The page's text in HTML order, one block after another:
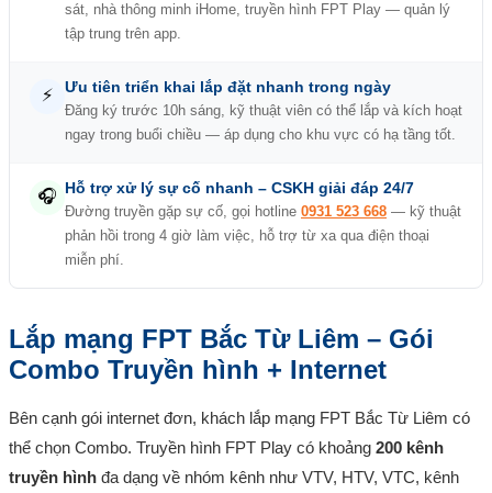
sát, nhà thông minh iHome, truyền hình FPT Play — quản lý
tập trung trên app.
⚡ Ưu tiên triển khai lắp đặt nhanh trong ngày
Đăng ký trước 10h sáng, kỹ thuật viên có thể lắp và kích hoạt
ngay trong buổi chiều — áp dụng cho khu vực có hạ tầng tốt.
🎧 Hỗ trợ xử lý sự cố nhanh – CSKH giải đáp 24/7
Đường truyền gặp sự cố, gọi hotline 0931 523 668 — kỹ thuật
phản hồi trong 4 giờ làm việc, hỗ trợ từ xa qua điện thoại
miễn phí.
Lắp mạng FPT Bắc Từ Liêm – Gói
Combo Truyền hình + Internet
Bên cạnh gói internet đơn, khách lắp mạng FPT Bắc Từ Liêm có
thể chọn Combo. Truyền hình FPT Play có khoảng 200 kênh
truyền hình đa dạng về nhóm kênh như VTV, HTV, VTC, kênh